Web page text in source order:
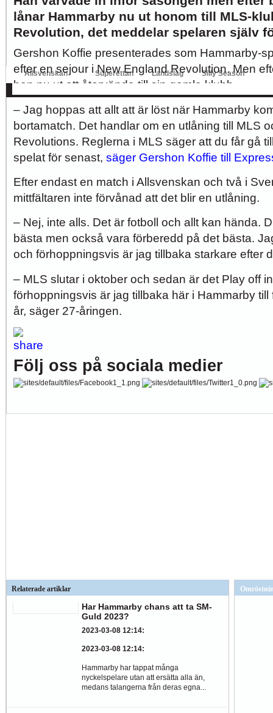
Hur länge orkar Swärdh? Under en längre tid har kritiken mot Kalmar FFs...
Image:
Bäst i stan efter sex...Inte för att det kanske har så stor betydelse i...
Allsvenskan
Superettan Landslag Silly Season
lånar Hammarby nu ut honom till MLS-
Revolution, det meddelar spelaren själv
Gershon Koffie presenterades som Hammarby-
efter en sejour i New England Revolution. Men
han nu ut att återvända till sin gamla klubb.
– Jag hoppas att allt att är löst när Hammarby
bortamatch. Det handlar om en utlåning till MLS
Revolutions. Reglerna i MLS säger att du får gå
spelat för senast, säger Gershon Koffie till
Efter endast en match i Allsvenskan och två i
mittfältaren inte förvånad att det blir en utlåning.
– Nej, inte alls. Det är fotboll och allt kan hända.
bästa men också vara förberedd på det bästa.
och förhoppningsvis är jag tillbaka starkare efter
– MLS slutar i oktober och sedan är det Play off
förhoppningsvis är jag tillbaka här i Hammarby
år, säger 27-åringen.
Följ oss på sociala medier
Relaterade artiklar
Har Hammarby chans att ta SM-
Guld 2023?
2023-03-08 12:14:
2023-03-08 12:14:
Hammarby har tappat många
nyckelspelare utan att ersätta alla än,
medans talangerna från deras egna...